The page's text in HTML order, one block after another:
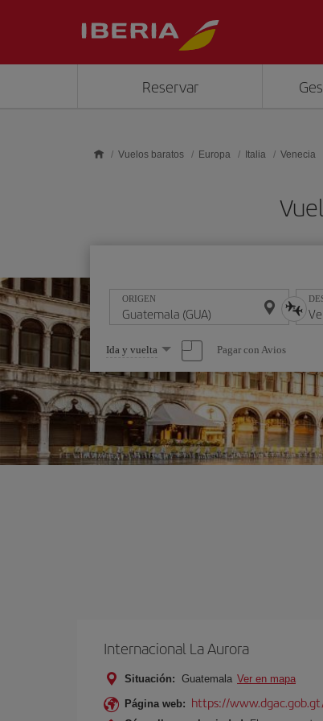
Reservar
Vuelos baratos Europa Italia Venecia
ORIGEN
Seleccione
una
opción
Ida y vuelta Pagar con Avios
Internacional La Aurora
Situación: Guatemala Ver en mapa
Página web: https://